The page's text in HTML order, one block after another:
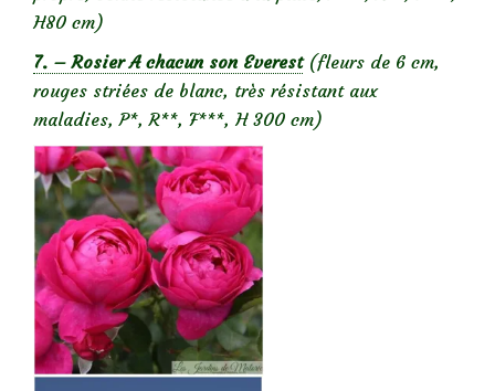
H80 cm)
7. – Rosier A chacun son Everest(fleurs de 6 cm,
rouges striées de blanc, très résistant aux
maladies, P*, R**, F***, H 300 cm)